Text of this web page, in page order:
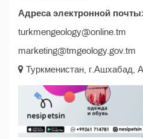
Адреса электронной почты:
turkmengeology@online.tm
marketing@tmgeology.gov.tm
Туркменистан, г.Ашхабад,